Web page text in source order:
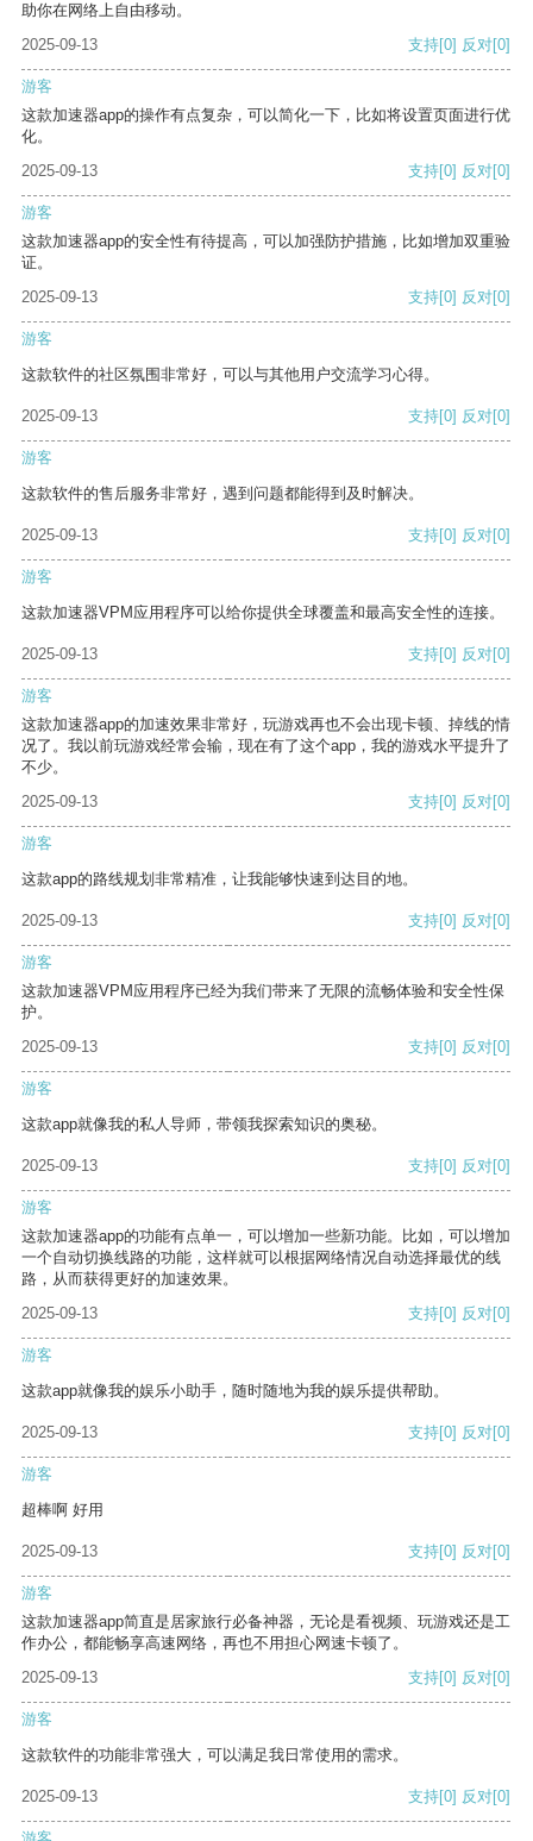
助你在网络上自由移动。
2025-09-13
支持[0] 反对[0]
游客
这款加速器app的操作有点复杂，可以简化一下，比如将设置页面进行优
化。
2025-09-13
支持[0] 反对[0]
游客
这款加速器app的安全性有待提高，可以加强防护措施，比如增加双重验
证。
2025-09-13
支持[0] 反对[0]
游客
这款软件的社区氛围非常好，可以与其他用户交流学习心得。
2025-09-13 支持[0] 反对[0]
游客
这款软件的售后服务非常好，遇到问题都能得到及时解决。
2025-09-13 支持[0] 反对[0]
游客
这款加速器VPM应用程序可以给你提供全球覆盖和最高安全性的连接。
2025-09-13 支持[0] 反对[0]
游客
这款加速器app的加速效果非常好，玩游戏再也不会出现卡顿、掉线的情
况了。我以前玩游戏经常会输，现在有了这个app，我的游戏水平提升了
不少。
2025-09-13
支持[0] 反对[0]
游客
这款app的路线规划非常精准，让我能够快速到达目的地。
2025-09-13 支持[0] 反对[0]
游客
这款加速器VPM应用程序已经为我们带来了无限的流畅体验和安全性保
护。
2025-09-13
支持[0] 反对[0]
游客
这款app就像我的私人导师，带领我探索知识的奥秘。
2025-09-13 支持[0] 反对[0]
游客
这款加速器app的功能有点单一，可以增加一些新功能。比如，可以增加
一个自动切换线路的功能，这样就可以根据网络情况自动选择最优的线
路，从而获得更好的加速效果。
2025-09-13
支持[0] 反对[0]
游客
这款app就像我的娱乐小助手，随时随地为我的娱乐提供帮助。
2025-09-13 支持[0] 反对[0]
游客
超棒啊 好用
2025-09-13 支持[0] 反对[0]
游客
这款加速器app简直是居家旅行必备神器，无论是看视频、玩游戏还是工
作办公，都能畅享高速网络，再也不用担心网速卡顿了。
2025-09-13
支持[0] 反对[0]
游客
这款软件的功能非常强大，可以满足我日常使用的需求。
2025-09-13 支持[0] 反对[0]